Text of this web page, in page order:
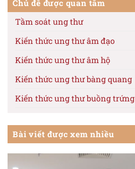
Chủ đề được quan tâm
Tầm soát ung thư
Kiến thức ung thư âm đạo
Kiến thức ung thư âm hộ
Kiến thức ung thư bàng quang
Kiến thức ung thư buồng trứng
Kiến thức ung thư da
Kiến thức ung thư dạ dày
Bài viết được xem nhiều